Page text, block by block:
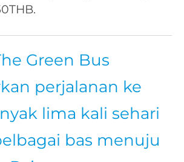
Green Bus
perjalanan ke
lima kali sehari
bas menuju